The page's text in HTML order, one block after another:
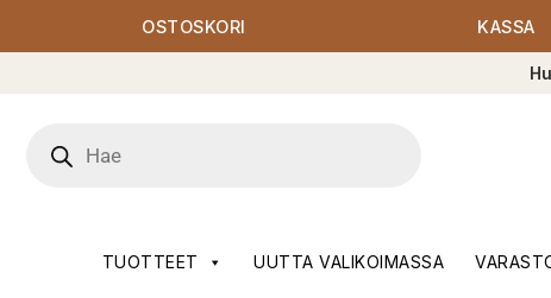
OSTOSKORI KASSA
search
TUOTTEET UUTTA VALIKOIMASSA